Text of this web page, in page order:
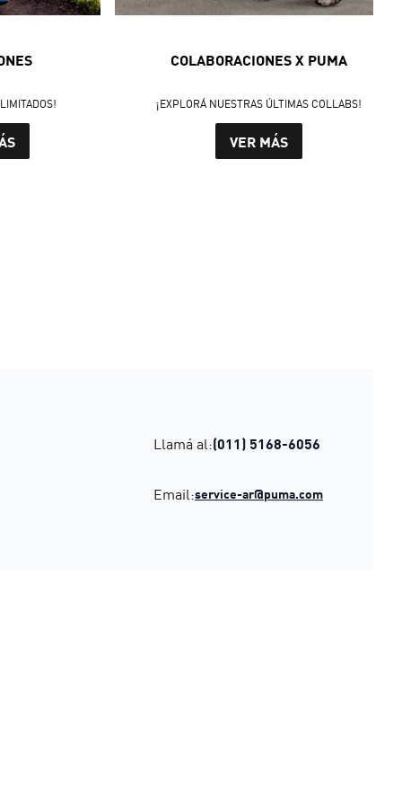
COLABORACIONES X PUMA
¡EXPLORÁ NUESTRAS ÚLTIMAS COLLABS!
VER MÁS
Llamá al:(011) 5168-6056
Email:service-ar@puma.com